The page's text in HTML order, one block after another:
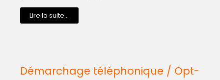
Lire la suite...
Démarchage téléphonique / Opt-